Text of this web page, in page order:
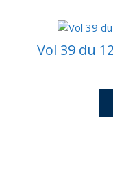
Vol 39 du